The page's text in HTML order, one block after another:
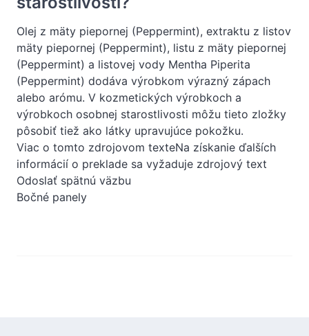
Olej z mäty piepornej (Peppermint), extraktu z listov
mäty piepornej (Peppermint), listu z mäty piepornej
(Peppermint) a listovej vody Mentha Piperita
(Peppermint) dodáva výrobkom výrazný zápach
alebo arómu. V kozmetických výrobkoch a
výrobkoch osobnej starostlivosti môžu tieto zložky
pôsobiť tiež ako látky upravujúce pokožku.
Viac o tomto zdrojovom texteNa získanie ďalších
informácií o preklade sa vyžaduje zdrojový text
Odoslať spätnú väzbu
Bočné panely